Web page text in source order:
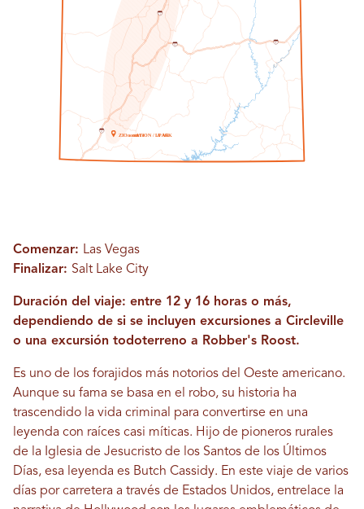
ZIOnorte
norte
ATION / A
LPAG
ARK
70
70
15
Comenzar: Las Vegas
Finalizar: Salt Lake City
Duración del viaje: entre 12 y 16 horas o más,
dependiendo de si se incluyen excursiones a Circleville
o una excursión todoterreno a Robber's Roost.
Es uno de los forajidos más notorios del Oeste americano.
Aunque su fama se basa en el robo, su historia ha
trascendido la vida criminal para convertirse en una
leyenda con raíces casi míticas. Hijo de pioneros rurales
de la Iglesia de Jesucristo de los Santos de los Últimos
Días, esa leyenda es Butch Cassidy. En este viaje de varios
días por carretera a través de Estados Unidos, entrelace la